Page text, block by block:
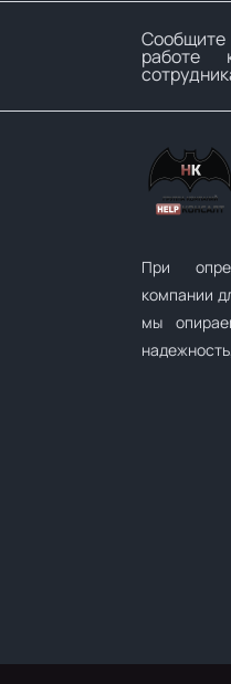
работе
При
компании
мы